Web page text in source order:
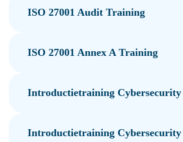
ISO 27001 Audit Training
ISO 27001 Annex A Training
Introductietraining Cybersecurity
Introductietraining Cybersecurity